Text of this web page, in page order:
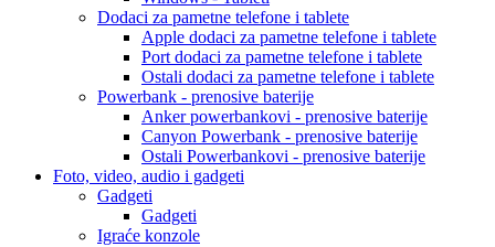
Dodaci za pametne telefone i tablete
Apple dodaci za pametne telefone i tablete
Port dodaci za pametne telefone i tablete
Ostali dodaci za pametne telefone i tablete
Powerbank - prenosive baterije
Anker powerbankovi - prenosive baterije
Canyon Powerbank - prenosive baterije
Ostali Powerbankovi - prenosive baterije
Foto, video, audio i gadgeti
Gadgeti
Gadgeti
Igraće konzole